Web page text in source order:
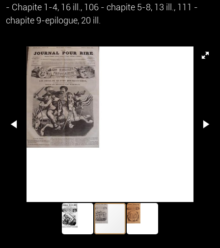
- Chapite 1-4, 16 ill., 106 - chapite 5-8, 13 ill., 111 -
chapite 9-epilogue, 20 ill.